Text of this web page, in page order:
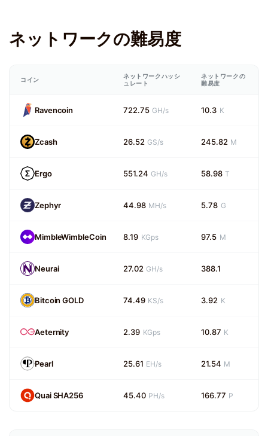
ネットワークの難易度
コイン
ネットワークハッシ
ュレート
ネットワークの
難易度
Ravencoin 722.75 GH/s 10.3 K
Zcash 26.52 GS/s 245.82 M
Ergo 551.24 GH/s 58.98 T
Zephyr 44.98 MH/s 5.78 G
MimbleWimbleCoin 8.19 KGps 97.5 M
Neurai 27.02 GH/s 388.1
Bitcoin GOLD 74.49 KS/s 3.92 K
Aeternity 2.39 KGps 10.87 K
Pearl 25.61 EH/s 21.54 M
Quai SHA256 45.40 PH/s 166.77 P